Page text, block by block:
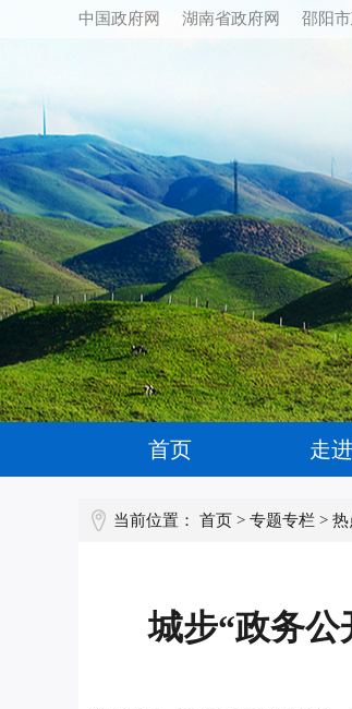
中国政府网 湖南省政府网 邵阳
首页 走
当前位置： 首页 > 专题专栏 > 热
城步“政务